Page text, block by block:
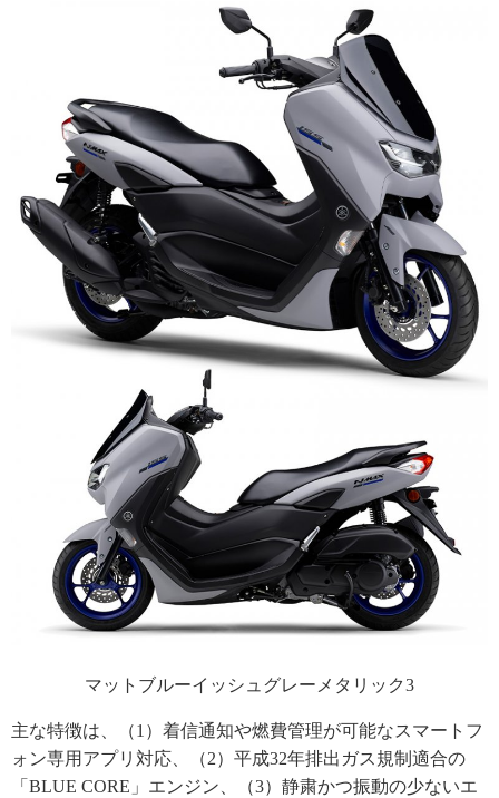
マットブルーイッシュグレーメタリック3
主な特徴は、（1）着信通知や燃費管理が可能なスマートフ
ォン専用アプリ対応、（2）平成32年排出ガス規制適合の
「BLUE CORE」エンジン、（3）静粛かつ振動の少ないエ